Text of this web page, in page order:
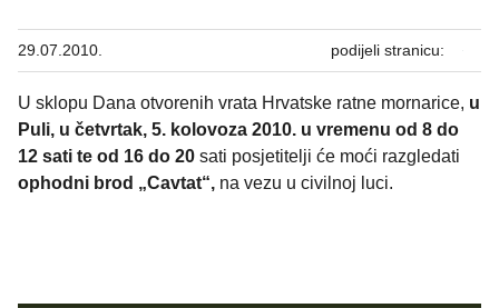
29.07.2010. podijeli stranicu:
U sklopu Dana otvorenih vrata Hrvatske ratne mornarice, u
Puli, u četvrtak, 5. kolovoza 2010. u vremenu od 8 do
12 sati te od 16 do 20 sati posjetitelji će moći razgledati
ophodni brod „Cavtat“, na vezu u civilnoj luci.